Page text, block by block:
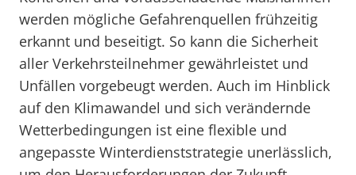
werden mögliche Gefahrenquellen frühzeitig
erkannt und beseitigt. So kann die Sicherheit
aller Verkehrsteilnehmer gewährleistet und
Unfällen vorgebeugt werden. Auch im Hinblick
auf den Klimawandel und sich verändernde
Wetterbedingungen ist eine flexible und
angepasste Winterdienststrategie unerlässlich,